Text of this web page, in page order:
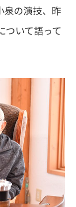
泉の演技、昨
ついて語って